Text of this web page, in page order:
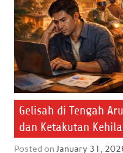
Gelisah di Tengah
dan Ketakutan
Posted on January 31,